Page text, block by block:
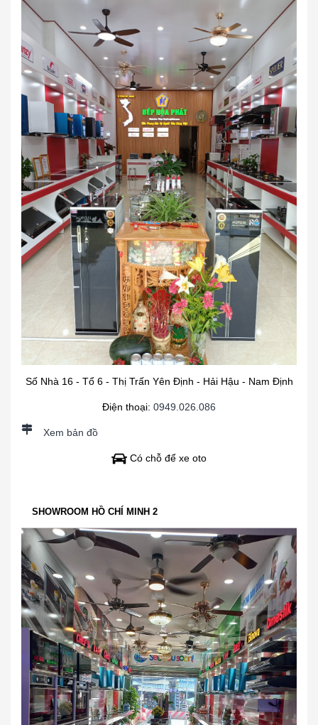
Số Nhà 16 - Tổ 6 - Thị Trấn Yên Định - Hải Hậu - Nam Định
Điện thoại: 0949.026.086
Xem bản đồ
Có chỗ để xe oto
SHOWROOM HỒ CHÍ MINH 2